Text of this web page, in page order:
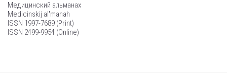
Медицинский альманах
Medicinskij alʹmanah
ISSN 1997-7689 (Print)
ISSN 2499-9954 (Online)